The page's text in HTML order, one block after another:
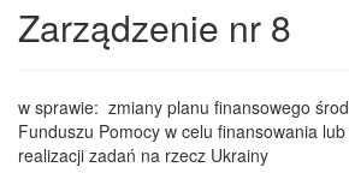
Zarządzenie nr 8
w sprawie: zmiany planu finansowego
Funduszu Pomocy w celu finansowania
realizacji zadań na rzecz Ukrainy